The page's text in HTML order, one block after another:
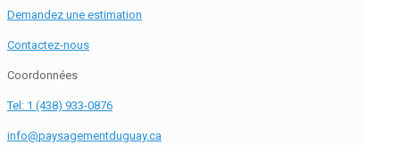
Demandez une estimation
Contactez-nous
Coordonnées
Tel: 1 (438) 933-0876
info@paysagementduguay.ca